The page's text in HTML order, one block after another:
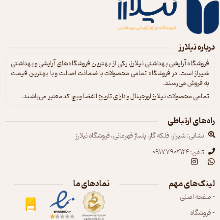
مناسب برای موهای کراتین شده
فاقد پارابن
فاقد لانولین
فاقد سولفات (SLS/SLES)
فاقد رنگ
درباره نیلارز
فروشگاه آرایشی بهداشتی نیلارز، یکی از بهترین فروشگاه‌های آرایشی و بهداشتی
شیراز است. در فروشگاه تمامی محصولات با ضمانت اصالت و با بهترین قیمت
به فروش می‌رسند.
تمامی محصولات نیلارز اورجینال و دارای تاریخ انقضا و بچ کد معتبر می‌باشند.
لینک‌های مهم
- صفحه اصلی
- فروشگاه
راه‌های ارتباطی
نشانی: شیراز، فلکه گاز، پاساژ قهرمانی، فروشگاه نیلارز
تلفن: 09177902124
نمادهای ما